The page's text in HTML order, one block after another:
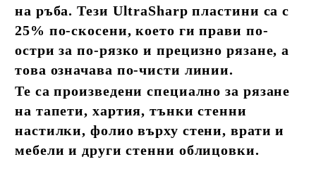
на ръба. Тези UltraSharp пластини са с
25% по-скосени, което ги прави по-
остри за по-рязко и прецизно рязане, a
това означава по-чисти линии.
Те са произведени специално за рязане
на тапети, хартия, тънки стенни
настилки, фолио върху стени, врати и
мебели и други стенни облицовки.